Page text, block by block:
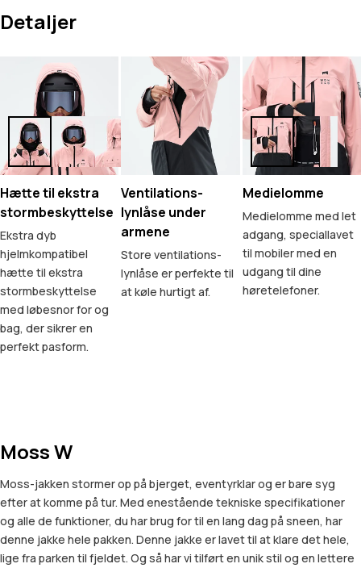
Detaljer
Hætte til ekstra
stormbeskyttelse
Ekstra dyb
hjelmkompatibel
hætte til ekstra
stormbeskyttelse
med løbesnor for og
bag, der sikrer en
perfekt pasform.
Ventilations-
lynlåse under
armene
Store ventilations-
lynlåse er perfekte til
at køle hurtigt af.
Medielomme
Medielomme med let
adgang, speciallavet
til mobiler med en
udgang til dine
høretelefoner.
Moss W
Moss-jakken stormer op på bjerget, eventyrklar og er bare syg
efter at komme på tur. Med enestående tekniske specifikationer
og alle de funktioner, du har brug for til en lang dag på sneen, har
denne jakke hele pakken. Denne jakke er lavet til at klare det hele,
lige fra parken til fjeldet. Og så har vi tilført en unik stil og en lettere